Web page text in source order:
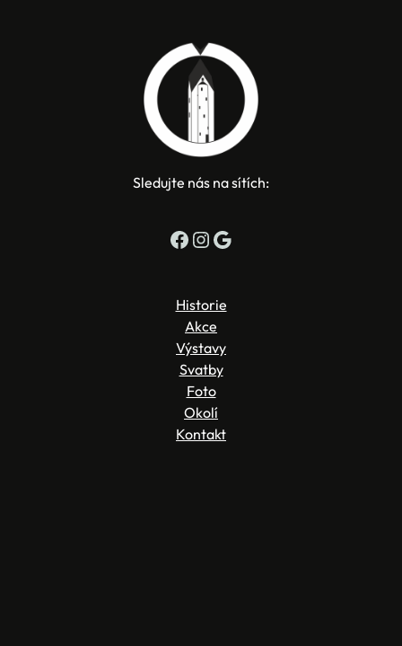
Sledujte nás na sítích:
Facebook Instagram Google
Historie
Akce
Výstavy
Svatby
Foto
Okolí
Kontakt